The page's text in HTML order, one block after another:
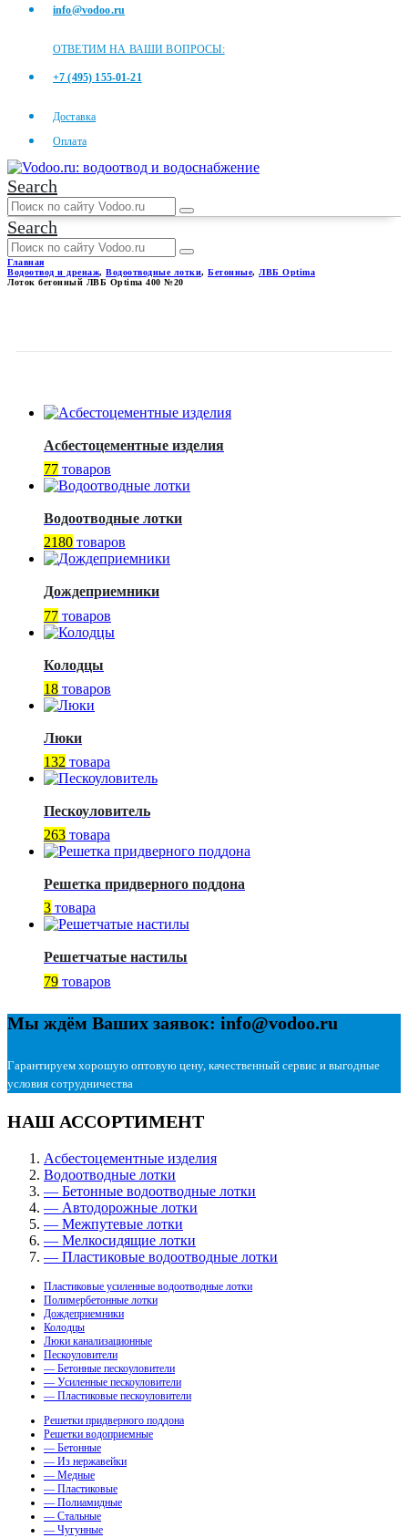
info@vodoo.ru
ОТВЕТИМ НА ВАШИ ВОПРОСЫ:
+7 (495) 155-01-21
Доставка
Оплата
Search
Search
Главная
Водоотвод и дренаж, Водоотводные лотки, Бетонные, ЛВБ Optima
Лоток бетонный ЛВБ Optima 400 №20
Асбестоцементные изделия
77 товаров
Водоотводные лотки
2180 товаров
Дождеприемники
77 товаров
Колодцы
18 товаров
Люки
132 товара
Пескоуловитель
263 товара
Решетка придверного поддона
3 товара
Решетчатые настилы
79 товаров
Мы ждём Ваших заявок: info@vodoo.ru
Гарантируем хорошую оптовую цену, качественный сервис и выгодные
условия сотрудничества
НАШ АССОРТИМЕНТ
Асбестоцементные изделия
Водоотводные лотки
— Бетонные водоотводные лотки
— Автодорожные лотки
— Межпутевые лотки
— Мелкосидящие лотки
— Пластиковые водоотводные лотки
Пластиковые усиленные водоотводные лотки
Полимербетонные лотки
Дождеприемники
Колодцы
Люки канализационные
Пескоуловители
— Бетонные пескоуловители
— Усиленные пескоуловители
— Пластиковые пескоуловители
Решетки придверного поддона
Решетки водоприемные
— Бетонные
— Из нержавейки
— Медные
— Пластиковые
— Полиамидные
— Стальные
— Чугунные